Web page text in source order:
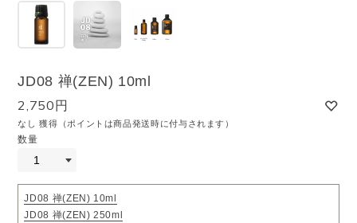
JD08 禅(ZEN) 10ml
2,750円
なし 獲得（ポイントは商品発送時に付与されます）
数量
JD08 禅(ZEN) 10ml
JD08 禅(ZEN) 250ml